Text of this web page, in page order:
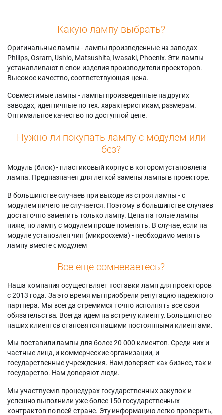
Какую лампу выбрать?
Оригинальные лампы - лампы произведенные на заводах
Philips, Osram, Ushio, Matsushita, Iwasaki, Phoenix. Эти лампы
устанавливают в свои изделия производители проекторов.
Высокое качество, соответствующая цена.
Совместимые лампы - лампы произведенные на других
заводах, идентичные по тех. характеристикам, размерам.
Оптимальное качество по доступной цене.
Нужно ли покупать лампу с модулем или
без?
Модуль (блок) - пластиковый корпус в котором установлена
лампа. Предназначен для легкой замены лампы в проекторе.
В большинстве случаев при выходе из строя лампы - с
модулем ничего не случается. Поэтому в большинстве случаев
достаточно заменить только лампу. Цена на голые лампы
ниже, но лампу с модулем проще поменять. В случае, если на
модуле установлен чип (микросхема) - необходимо менять
лампу вместе с модулем
Все еще сомневаетесь?
Наша компания осуществляет поставки ламп для проекторов
с 2013 года. За это время мы приобрели репутацию надежного
партнера. Мы всегда стремимся точно исполнять все свои
обязательства. Всегда идем на встречу клиенту. Большинство
наших клиентов становятся нашими постоянными клиентами.
Мы поставили лампы для более 20 000 клиентов. Среди них и
частные лица, и коммерческие организации, и
государственные учреждения. Нам доверяет как бизнес, так и
государство. Нам доверяют люди.
Мы участвуем в процедурах государственных закупок и
успешно выполнили уже более 150 государственных
контрактов по всей стране. Эту информацию легко проверить,